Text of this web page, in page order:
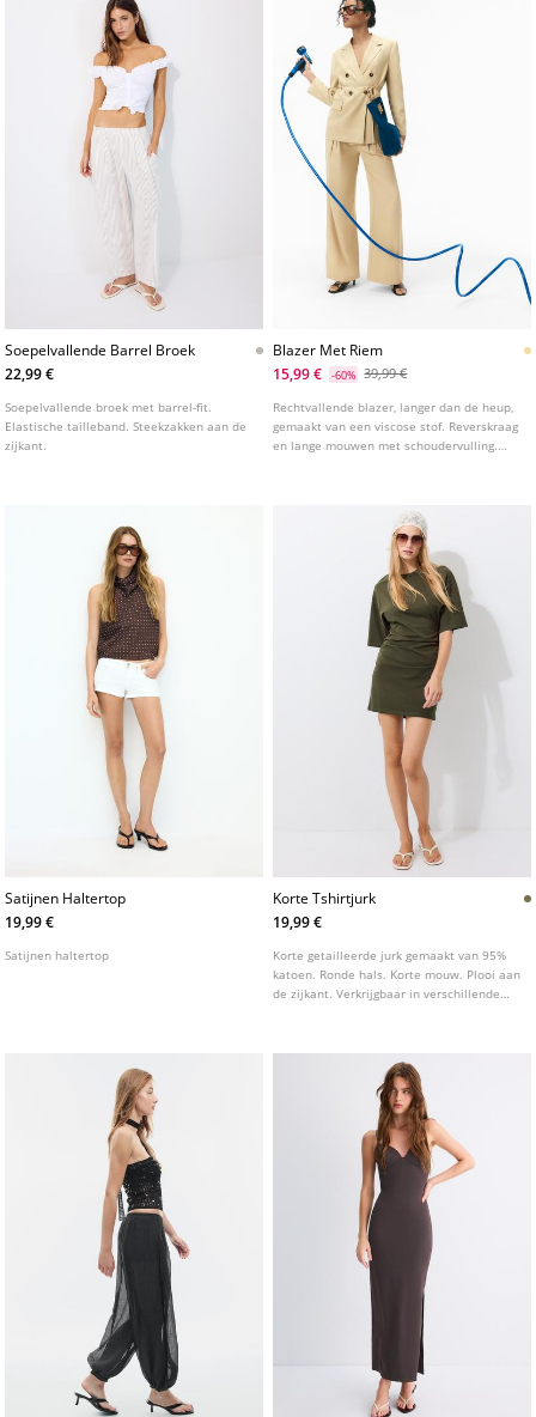
Soepelvallende Barrel Broek
22,99 €
Soepelvallende broek met barrel-fit.
Elastische tailleband. Steekzakken aan de
zijkant.
Blazer Met Riem
15,99 €
-60% 39,99 €
Rechtvallende blazer, langer dan de heup,
gemaakt van een viscose stof. Reverskraag
en lange mouwen met schoudervulling.
Satijnen Haltertop
19,99 €
Satijnen haltertop
Korte Tshirtjurk
19,99 €
Korte getailleerde jurk gemaakt van 95%
katoen. Ronde hals. Korte mouw. Plooi aan
de zijkant. Verkrijgbaar in verschillende